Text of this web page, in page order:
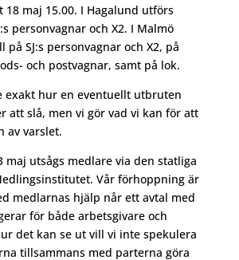
maj 15.00. I Hagalund utförs
personvagnar och X2. I Malmö
SJ:s personvagnar och X2, på
och postvagnar, samt på lok.
exakt hur en eventuellt utbruten
att slå, men vi gör vad vi kan för att
av varslet.
maj utsågs medlare via den statliga
Vår förhoppning är
medlarnas hjälp når ett avtal med
för både arbetsgivare och
det kan se ut vill vi inte spekulera
tillsammans med parterna göra